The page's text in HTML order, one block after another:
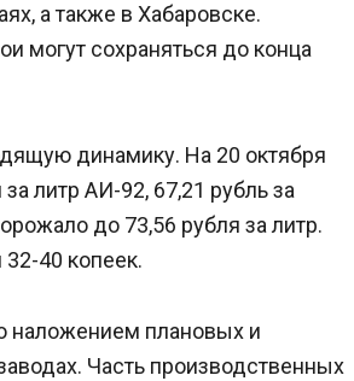
а также в Хабаровске.
могут сохраняться до конца
динамику. На 20 октября
литр АИ-92, 67,21 рубль за
до 73,56 рубля за литр.
40 копеек.
наложением плановых и
Часть производственных